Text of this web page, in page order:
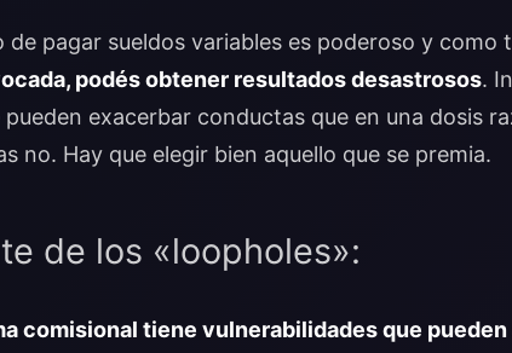
de pagar sueldos variables es poderoso y como
podés obtener resultados desastrosos.
pueden exacerbar conductas que en una dosis
no. Hay que elegir bien aquello que se premia.
de los «loopholes»:
comisional tiene vulnerabilidades que pueden